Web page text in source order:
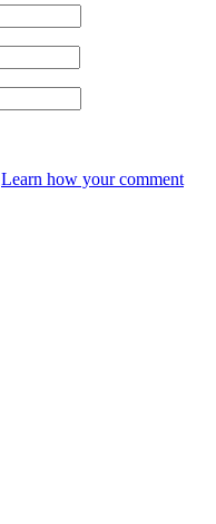
Learn how your comment